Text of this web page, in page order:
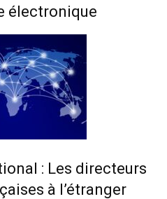
électronique
: Les directeurs
à l’étranger